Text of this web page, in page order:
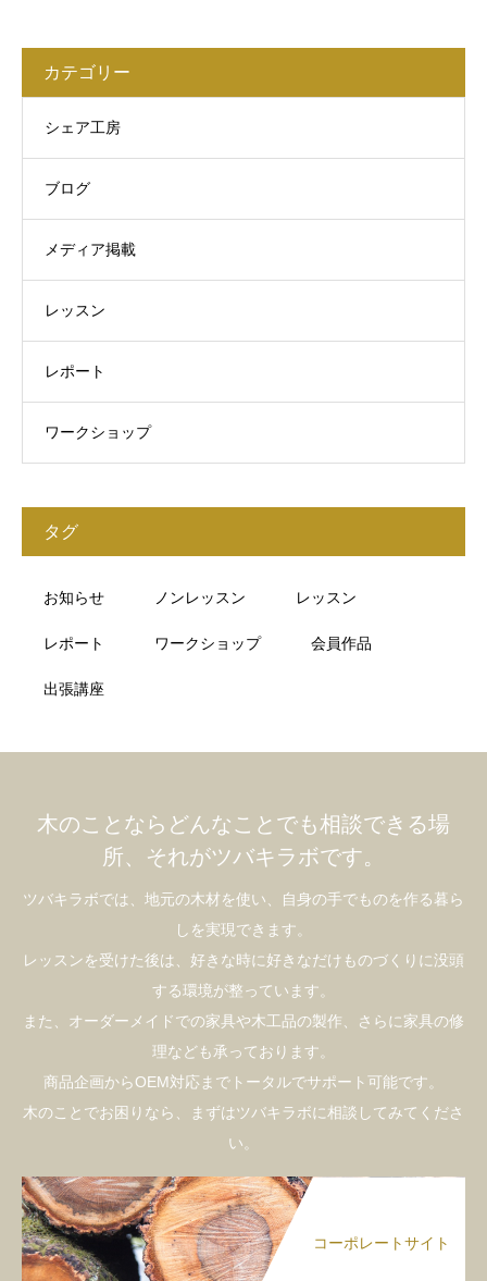
カテゴリー
シェア工房
ブログ
メディア掲載
レッスン
レポート
ワークショップ
タグ
お知らせ ノンレッスン レッスン
レポート ワークショップ 会員作品
出張講座
木のことならどんなことでも相談できる場
所、それがツバキラボです。
ツバキラボでは、地元の木材を使い、自身の手でものを作る暮ら
しを実現できます。
レッスンを受けた後は、好きな時に好きなだけものづくりに没頭
する環境が整っています。
また、オーダーメイドでの家具や木工品の製作、さらに家具の修
理なども承っております。
商品企画からOEM対応までトータルでサポート可能です。
木のことでお困りなら、まずはツバキラボに相談してみてくださ
い。
コーポレートサイト